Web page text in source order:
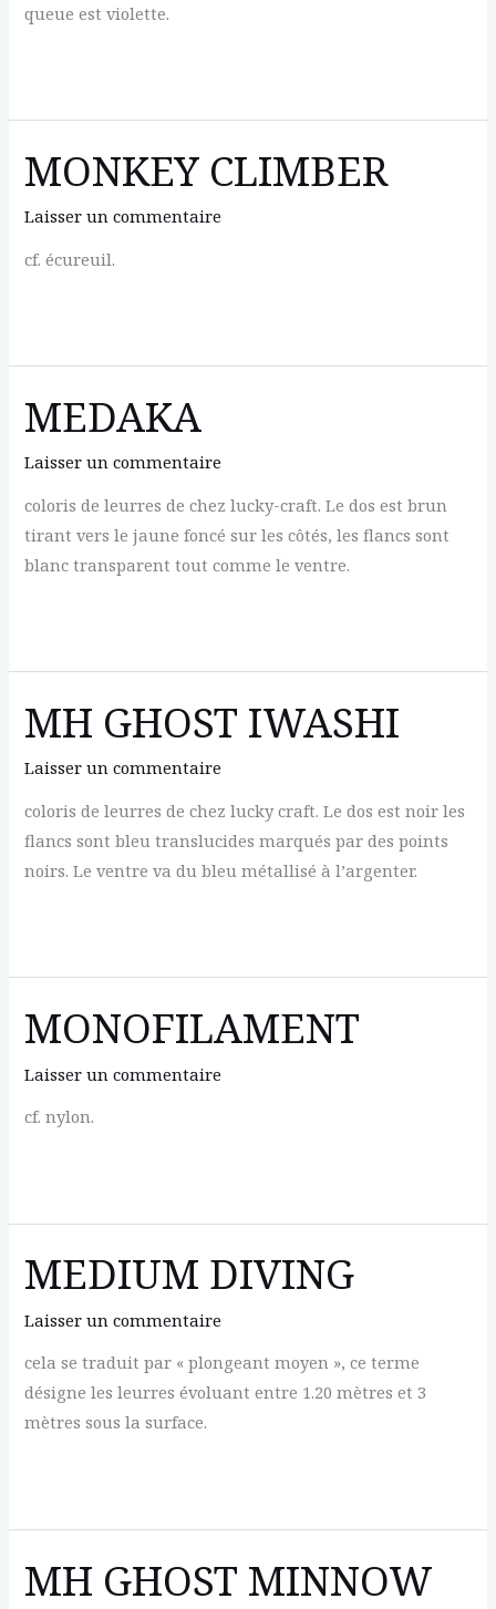
queue est violette.
SHAD
MONKEY CLIMBER
Laisser un commentaire
cf. écureuil.
CLIMBER
MEDAKA
Laisser un commentaire
coloris de leurres de chez lucky-craft. Le dos est brun
tirant vers le jaune foncé sur les côtés, les flancs sont
blanc transparent tout comme le ventre.
MH GHOST IWASHI
Laisser un commentaire
coloris de leurres de chez lucky craft. Le dos est noir les
flancs sont bleu translucides marqués par des points
noirs. Le ventre va du bleu métallisé à l’argenter.
GHOST
MONOFILAMENT
Laisser un commentaire
cf. nylon.
MEDIUM DIVING
Laisser un commentaire
cela se traduit par « plongeant moyen », ce terme
désigne les leurres évoluant entre 1.20 mètres et 3
mètres sous la surface.
DIVING
MH GHOST MINNOW